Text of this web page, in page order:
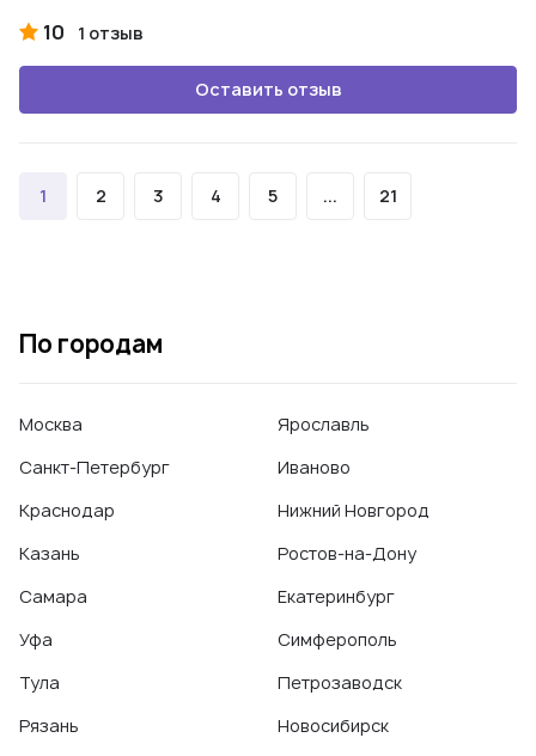
10 1 отзыв
Оставить отзыв
1 2 3 4 5 ... 21
По городам
Москва
Санкт-Петербург
Краснодар
Казань
Самара
Уфа
Тула
Рязань
Ярославль
Иваново
Нижний Новгород
Ростов-на-Дону
Екатеринбург
Симферополь
Петрозаводск
Новосибирск